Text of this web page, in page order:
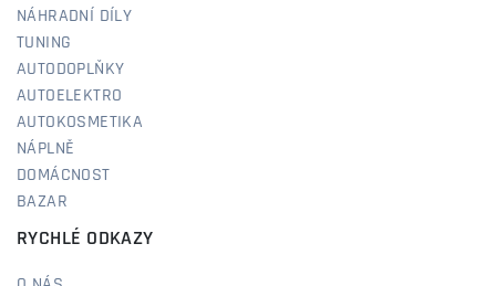
NÁHRADNÍ DÍLY
TUNING
AUTODOPLŇKY
AUTOELEKTRO
AUTOKOSMETIKA
NÁPLNĚ
DOMÁCNOST
BAZAR
RYCHLÉ ODKAZY